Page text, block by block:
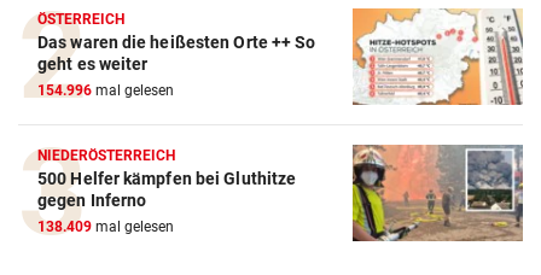
ÖSTERREICH
Das waren die heißesten Orte ++ So
geht es weiter
154.996 mal gelesen
NIEDERÖSTERREICH
500 Helfer kämpfen bei Gluthitze
gegen Inferno
138.409 mal gelesen
Crosstrainer Vergleich
ZUM VERGLEICH
E-Bike Vergleich
ZUM VERGLEICH
Elektro-Scooter Vergleich
ZUM VERGLEICH